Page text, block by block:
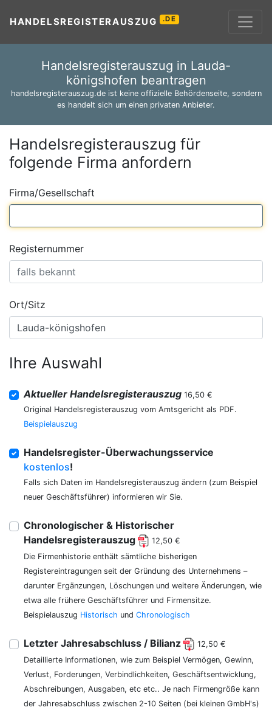
HANDELSREGISTERAUSZUG .DE
Handelsregisterauszug in Lauda-
königshofen beantragen
handelsregisterauszug.de ist keine offizielle Behördenseite, sondern
es handelt sich um einen privaten Anbieter.
Handelsregisterauszug für
folgende Firma anfordern
Firma/Gesellschaft
Registernummer
Ort/Sitz
Ihre Auswahl
Aktueller Handelsregisterauszug 16,50 €
Original Handelsregisterauszug vom Amtsgericht als PDF.
Beispielauszug
Handelsregister-Überwachungsservice
kostenlos!
Falls sich Daten im Handelsregisterauszug ändern (zum Beispiel
neuer Geschäftsführer) informieren wir Sie.
Chronologischer & Historischer
Handelsregisterauszug
12,50 €
Die Firmenhistorie enthält sämtliche bisherigen
Registereintragungen seit der Gründung des Unternehmens –
darunter Ergänzungen, Löschungen und weitere Änderungen, wie
etwa alle frühere Geschäftsführer und Firmensitze.
Beispielauszug Historisch und Chronologisch
Letzter Jahresabschluss / Bilianz
12,50 €
Detaillierte Informationen, wie zum Beispiel Vermögen, Gewinn,
Verlust, Forderungen, Verbindlichkeiten, Geschäftsentwicklung,
Abschreibungen, Ausgaben, etc etc.. Je nach Firmengröße kann
der Jahresabschluss zwischen 2-10 Seiten (bei kleinen GmbH's)